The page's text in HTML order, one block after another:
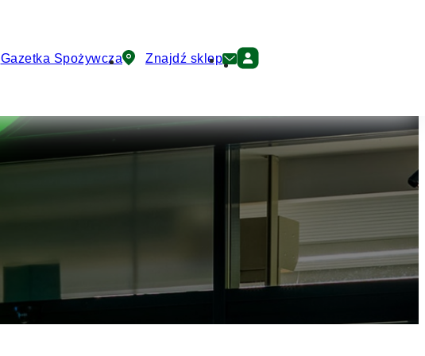
Gazetka Spożywcza Znajdź sklep